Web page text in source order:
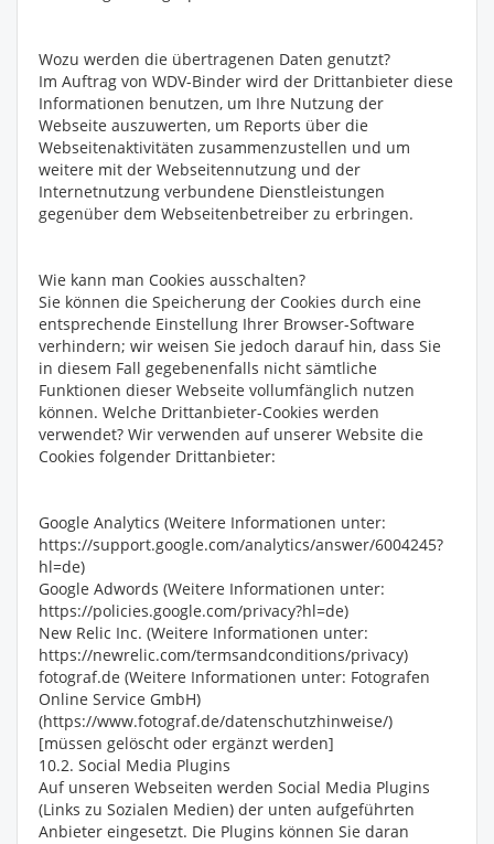
Wozu werden die übertragenen Daten genutzt?
Im Auftrag von WDV-Binder wird der Drittanbieter diese
Informationen benutzen, um Ihre Nutzung der
Webseite auszuwerten, um Reports über die
Webseitenaktivitäten zusammenzustellen und um
weitere mit der Webseitennutzung und der
Internetnutzung verbundene Dienstleistungen
gegenüber dem Webseitenbetreiber zu erbringen.
Wie kann man Cookies ausschalten?
Sie können die Speicherung der Cookies durch eine
entsprechende Einstellung Ihrer Browser-Software
verhindern; wir weisen Sie jedoch darauf hin, dass Sie
in diesem Fall gegebenenfalls nicht sämtliche
Funktionen dieser Webseite vollumfänglich nutzen
können. Welche Drittanbieter-Cookies werden
verwendet? Wir verwenden auf unserer Website die
Cookies folgender Drittanbieter:
Google Analytics (Weitere Informationen unter:
https://support.google.com/analytics/answer/6004245?
hl=de)
Google Adwords (Weitere Informationen unter:
https://policies.google.com/privacy?hl=de)
New Relic Inc. (Weitere Informationen unter:
https://newrelic.com/termsandconditions/privacy)
fotograf.de (Weitere Informationen unter: Fotografen
Online Service GmbH)
(https://www.fotograf.de/datenschutzhinweise/)
[müssen gelöscht oder ergänzt werden]
10.2. Social Media Plugins
Auf unseren Webseiten werden Social Media Plugins
(Links zu Sozialen Medien) der unten aufgeführten
Anbieter eingesetzt. Die Plugins können Sie daran